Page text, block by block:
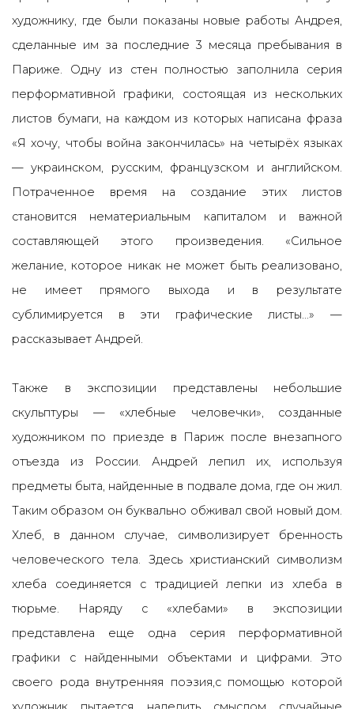
художнику, где были показаны новые работы Андрея,
сделанные им за последние 3 месяца пребывания в
Париже. Одну из стен полностью заполнила серия
перформативной графики, состоящая из нескольких
листов бумаги, на каждом из которых написана фраза
«Я хочу, чтобы война закончилась» на четырёх языках
— украинском, русским, французском и английском.
Потраченное время на создание этих листов
становится нематериальным капиталом и важной
составляющей этого произведения. «Сильное
желание, которое никак не может быть реализовано,
не имеет прямого выхода и в результате
сублимируется в эти графические листы…» —
рассказывает Андрей.
Также в экспозиции представлены небольшие
скульптуры — «хлебные человечки», созданные
художником по приезде в Париж после внезапного
отъезда из России. Андрей лепил их, используя
предметы быта, найденные в подвале дома, где он жил.
Таким образом он буквально обживал свой новый дом.
Хлеб, в данном случае, символизирует бренность
человеческого тела. Здесь христианский символизм
хлеба соединяется с традицией лепки из хлеба в
тюрьме. Наряду с «хлебами» в экспозиции
представлена еще одна серия перформативной
графики с найденными объектами и цифрами. Это
своего рода внутренняя поэзия,с помощью которой